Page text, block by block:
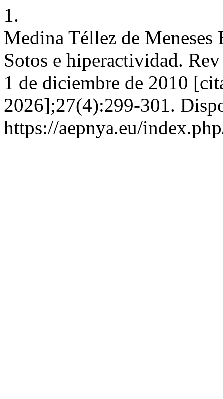
1.
Medina Téllez de
Sotos e hiperactividad.
1 de diciembre de 2010
2026];27(4):299-301.
https://aepnya.eu/